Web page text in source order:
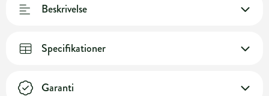
Beskrivelse
Specifikationer
Garanti